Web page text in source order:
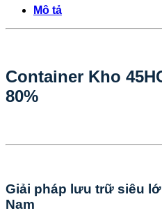
Mô tả
Container Kho
80%
Giải pháp lưu trữ siêu
Nam